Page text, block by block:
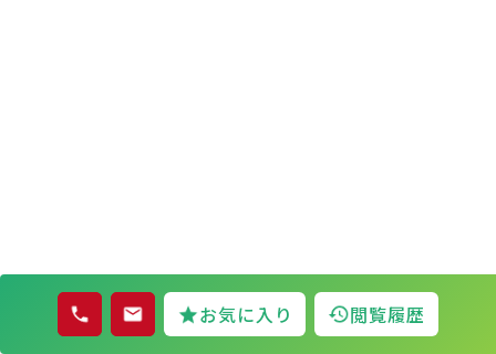
お気に入り 閲覧履歴